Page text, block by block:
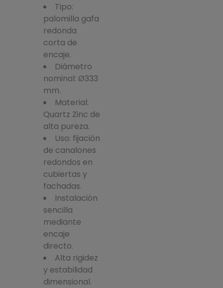
Tipo:
palomilla gafa
redonda
corta de
encaje.
Diámetro
nominal: Ø333
mm.
Material:
Quartz Zinc de
alta pureza.
Uso: fijación
de canalones
redondos en
cubiertas y
fachadas.
Instalación
sencilla
mediante
encaje
directo.
Alta rigidez
y estabilidad
dimensional.